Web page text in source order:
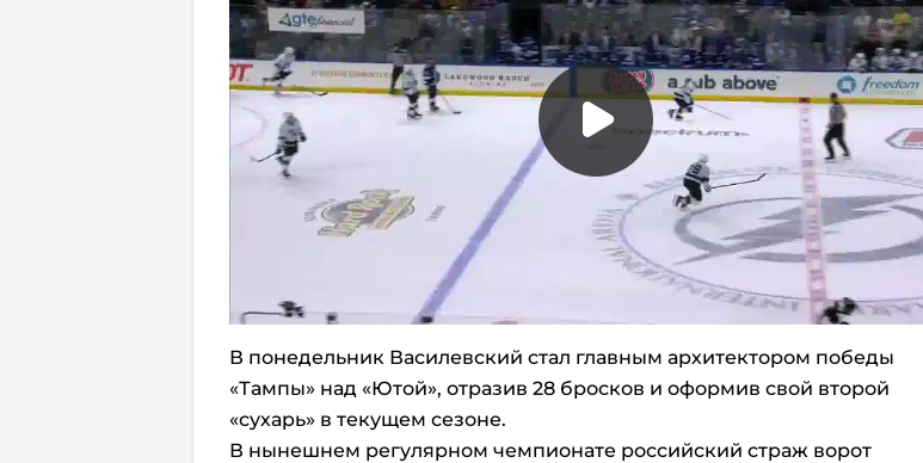
В понедельник Василевский стал главным архитектором победы
«Тампы» над «Ютой», отразив 28 бросков и оформив свой второй
«сухарь» в текущем сезоне.
В нынешнем регулярном чемпионате российский страж ворот